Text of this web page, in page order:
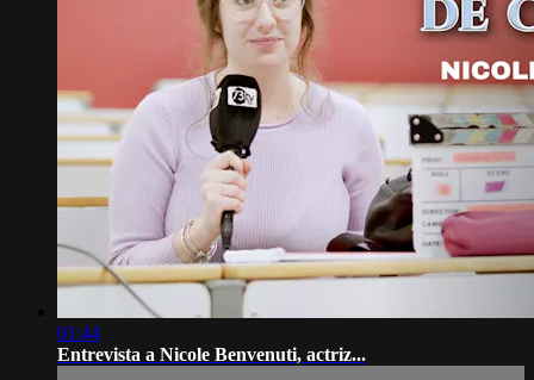
01:44
Entrevista a Nicole Benvenuti, actriz...